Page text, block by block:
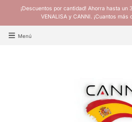
¡Descuentos por cantidad! Ahorra hasta un
VENALISA y CANNI. ¡Cuantos más
Menú